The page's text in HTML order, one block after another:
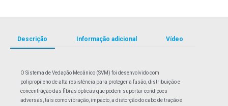
Descrição Informação adicional Vídeo
O Sistema de Vedação Mecânico (SVM) foi desenvolvido com
polipropileno de alta resistência para proteger a fusão, distribuição e
concentração das fibras ópticas que podem suportar condições
adversas, tais como vibração, impacto, a distorção do cabo de tração e